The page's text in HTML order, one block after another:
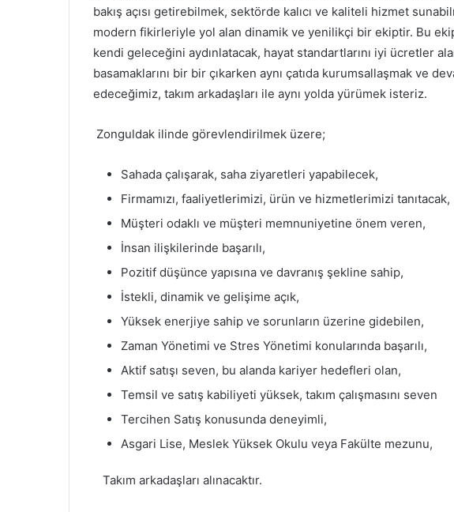
bakış açısı getirebilmek, sektörde kalıcı ve kaliteli hizmet
modern fikirleriyle yol alan dinamik ve yenilikçi bir ekiptir. Bu
kendi geleceğini aydınlatacak, hayat standartlarını iyi ücretler
basamaklarını bir bir çıkarken aynı çatıda kurumsallaşmak ve
edeceğimiz, takım arkadaşları ile aynı yolda yürümek isteriz.
Zonguldak ilinde görevlendirilmek üzere;
Sahada çalışarak, saha ziyaretleri yapabilecek,
Firmamızı, faaliyetlerimizi, ürün ve hizmetlerimizi tanıtacak,
Müşteri odaklı ve müşteri memnuniyetine önem veren,
İnsan ilişkilerinde başarılı,
Pozitif düşünce yapısına ve davranış şekline sahip,
İstekli, dinamik ve gelişime açık,
Yüksek enerjiye sahip ve sorunların üzerine gidebilen,
Zaman Yönetimi ve Stres Yönetimi konularında başarılı,
Aktif satışı seven, bu alanda kariyer hedefleri olan,
Temsil ve satış kabiliyeti yüksek, takım çalışmasını seven
Tercihen Satış konusunda deneyimli,
Asgari Lise, Meslek Yüksek Okulu veya Fakülte mezunu,
Takım arkadaşları alınacaktır.